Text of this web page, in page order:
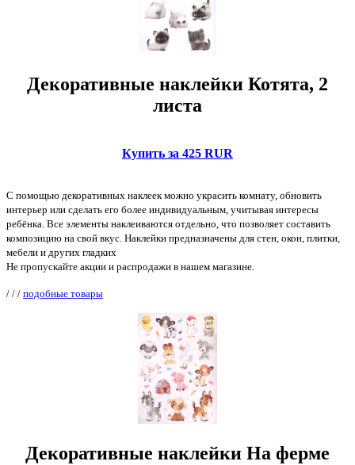
Декоративные наклейки Котята, 2
листа
Купить за 425 RUR
С помощью декоративных наклеек можно украсить комнату, обновить
интерьер или сделать его более индивидуальным, учитывая интересы
ребёнка. Все элементы наклеиваются отдельно, что позволяет составить
композицию на свой вкус. Наклейки предназначены для стен, окон, плитки,
мебели и других гладких
Не пропускайте акции и распродажи в нашем магазине.
/ / / подобные товары
Декоративные наклейки На ферме